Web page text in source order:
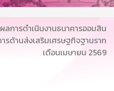
EN
ลการดำเนินงานธนาคารออมสิน
รด้านส่งเสริมเศรษฐกิจฐานราก
เดือนเมษายน 2569